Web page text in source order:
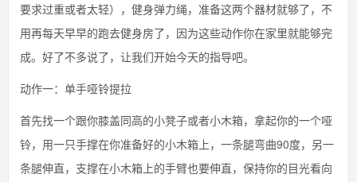
要求过重或者太轻），健身弹力绳，准备这两个器材就够了，不
用再每天早早的跑去健身房了，因为这些动作你在家里就能够完
成。好了不多说了，让我们开始今天的指导吧。
动作一：单手哑铃提拉
首先找一个跟你膝盖同高的小凳子或者小木箱，拿起你的一个哑
铃，用一只手撑在你准备好的小木箱上，一条腿弯曲90度，另一
条腿伸直，支撑在小木箱上的手臂也要伸直，保持你的目光看向